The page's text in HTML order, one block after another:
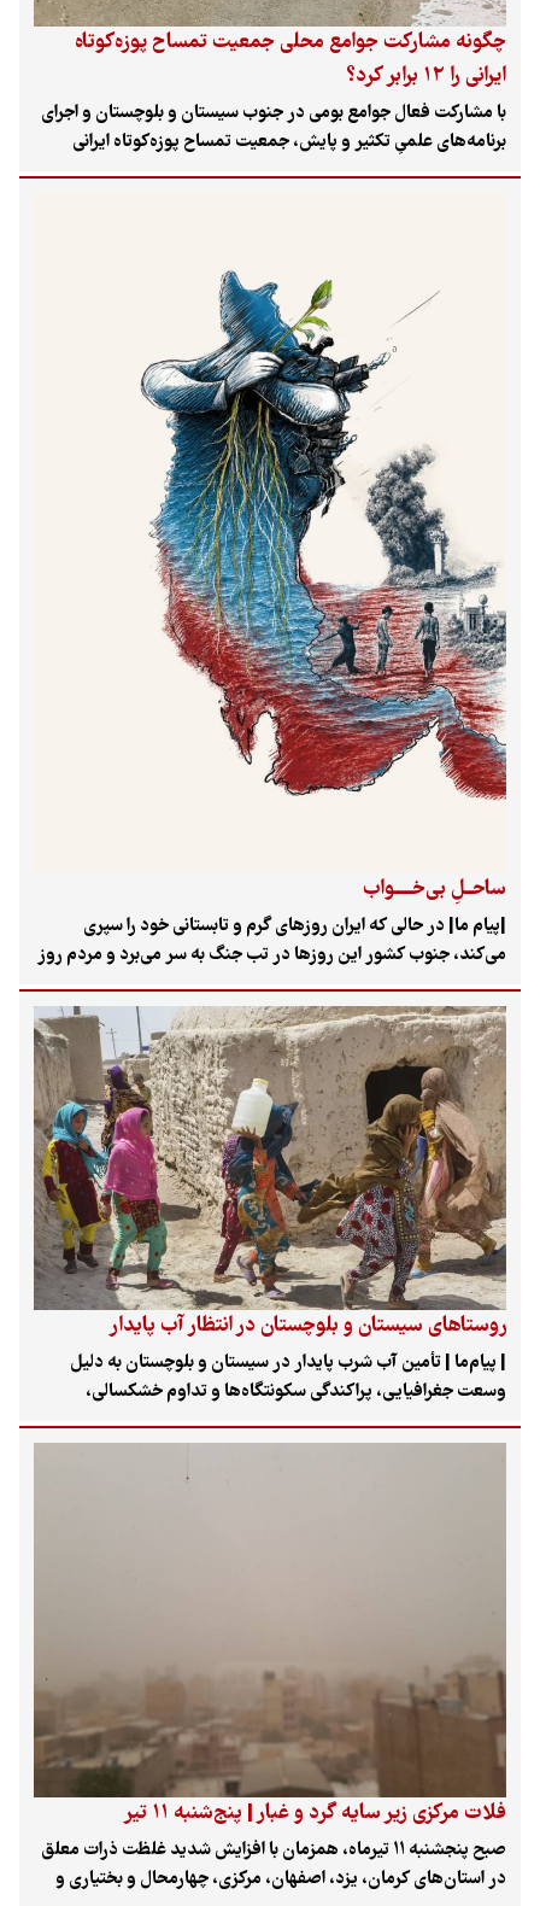
چگونه مشارکت جوامع محلی جمعیت تمساح پوزه‌کوتاه
ایرانی را ۱۲ برابر کرد؟
با مشارکت فعال جوامع بومی در جنوب سیستان و بلوچستان و اجرای
برنامه‌های علمیِ تکثیر و پایش، جمعیت تمساح پوزه‌کوتاه ایرانی
(گاندو) در عرصه‌های طبیعی از ۵۰ سر به بیش از ۶۰۰ سر افزایش
ساحــلِ بی‌خـــــواب
|پیام ما| در حالی که ایران روزهای گرم و تابستانی خود را سپری
می‌کند، جنوب کشور این روزها در تب جنگ به سر می‌برد و مردم روز
و شب خود را با صدای انفجار آغاز و به پایان می‌رسانند. به گفته
سخنگوی دولت، حملات اخیر تاکنون جان بیش از ۳۰ غیرنظامی را
گرفته است. از سوی دیگر، در حمله آمریکا به یکی از پادگان‌های
نیروی زمینی ارتش، هفت نفر از کارکنان پایور و وظیفه به شهادت
رسیدند.
روستاهای سیستان و بلوچستان در انتظار آب پایدار
| پیام‌ما | تأمین آب شرب پایدار در سیستان و بلوچستان به دلیل
وسعت جغرافیایی، پراکندگی سکونتگاه‌ها و تداوم خشکسالی،
همواره یکی از مهم‌ترین چالش‌های زیرساختی کشور به شمار می‌رود.
استانی که گستره خدمات‌رسانی آن از شهرهای شمالی منطقه سیستان
تا سواحل مکران را دربر می‌گیرد و مدیریت منابع آب در آن نیازمند
فلات مرکزی زیر سایه گرد و غبار | پنج‌شنبه ۱۱ تیر
صبح پنجشنبه ۱۱ تیرماه، همزمان با افزایش شدید غلظت ذرات معلق
در استان‌های کرمان، یزد، اصفهان، مرکزی، چهارمحال و بختیاری و